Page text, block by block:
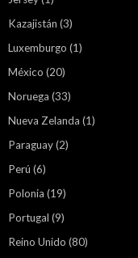
Kazajistán (3)
Luxemburgo (1)
México (20)
Noruega (33)
Nueva Zelanda (1)
Paraguay(2)
Perú (6)
Polonia (19)
Portugal (9)
Reino Unido (80)